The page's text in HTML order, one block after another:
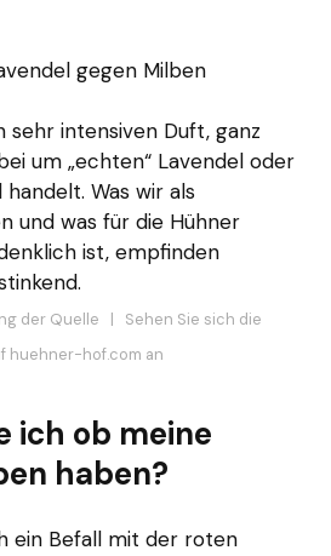
gegen Milben
sehr intensiven Duft, ganz
um „echten“ Lavendel oder
Was wir als
und was für die Hühner
ist, empfinden
der Quelle | Sehen Sie sich die
huehner-hof.com an
ich ob meine
haben?
ein Befall mit der roten